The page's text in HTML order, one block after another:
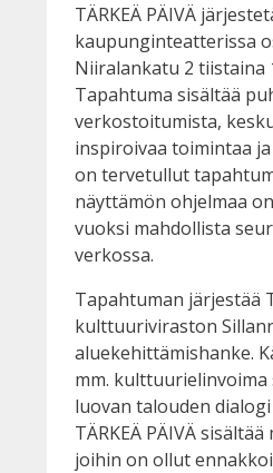
TÄRKEÄ PÄIVÄ
kaupunginteatterissa
Niiralankatu 2 tiistaina
Tapahtuma sisältää
verkostoitumista,
inspiroivaa toimintaa
on tervetullut
näyttämön ohjelmaa
vuoksi mahdollista
verkossa.
Tapahtuman järjestää
kulttuuriviraston
aluekehittämishanke.
mm. kulttuurielinvoima
luovan talouden
TÄRKEÄ PÄIVÄ
joihin on ollut